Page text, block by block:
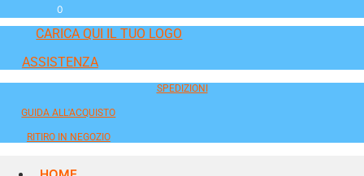
0
CARICA QUI IL TUO LOGO
ASSISTENZA
SPEDIZIONI
GUIDA ALL'ACQUISTO
RITIRO IN NEGOZIO